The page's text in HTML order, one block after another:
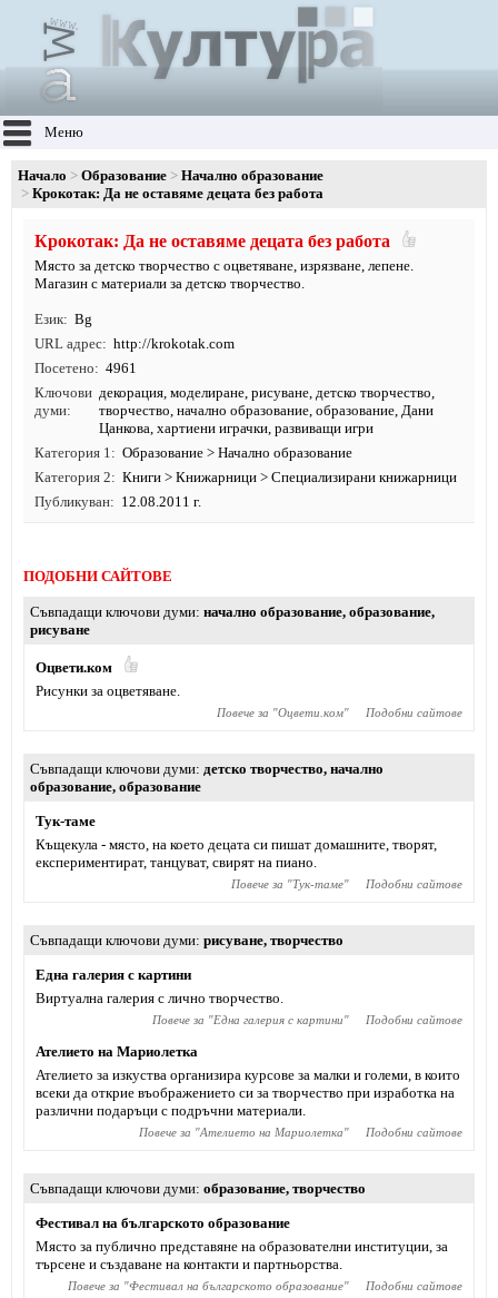
Меню
Начало Образование
Начално образование
Крокотак: Да не оставяме децата без работа
Крокотак: Да не оставяме децата без работа
Място за детско творчество с оцветяване, изрязване, лепене.
Магазин с материали за детско творчество.
Език
Bg
URL адрес
http://krokotak.com
Посетено
4961
Ключови
думи
декорация, моделиране, рисуване, детско творчество,
творчество, начално образование, образование, Дани
Цанкова, хартиени играчки, развиващи игри
Категория 1
Образование > Начално образование
Категория 2
Книги > Книжарници > Специализирани книжарници
Публикуван
12.08.2011 г.
ПОДОБНИ САЙТОВЕ
Съвпадащи ключови думи начално образование, образование,
рисуване
Оцвети.ком
Рисунки за оцветяване.
Повече за "Оцвети.ком" Подобни сайтове
Съвпадащи ключови думи детско творчество, начално
образование, образование
Тук-таме
Къщекула - място, на което децата си пишат домашните, творят,
експериментират, танцуват, свирят на пиано.
Повече за "Тук-таме" Подобни сайтове
Съвпадащи ключови думи рисуване, творчество
Една галерия с картини
Виртуална галерия с лично творчество.
Повече за "Една галерия с картини" Подобни сайтове
Ателието на Мариолетка
Ателието за изкуства организира курсове за малки и големи, в които
всеки да открие въображението си за творчество при изработка на
различни подаръци с подръчни материали.
Повече за "Ателието на Мариолетка" Подобни сайтове
Съвпадащи ключови думи образование, творчество
Фестивал на българското образование
Място за публично представяне на образователни институции, за
търсене и създаване на контакти и партньорства.
Повече за "Фестивал на българското образование" Подобни сайтове